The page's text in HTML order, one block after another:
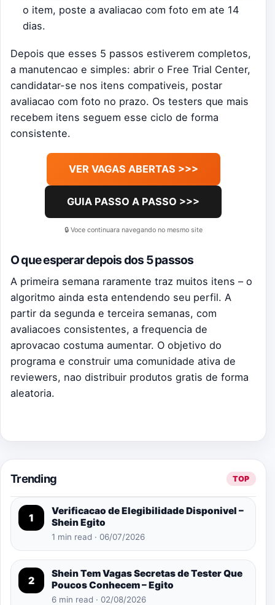
o item, poste a avaliacao com foto em ate 14
dias.
Depois que esses 5 passos estiverem completos,
a manutencao e simples: abrir o Free Trial Center,
candidatar-se nos itens compativeis, postar
avaliacao com foto no prazo. Os testers que mais
recebem itens seguem esse ciclo de forma
consistente.
VER VAGAS ABERTAS >>>
GUIA PASSO A PASSO >>>
🔒 Voce continuara navegando no mesmo site
O que esperar depois dos 5 passos
A primeira semana raramente traz muitos itens – o
algoritmo ainda esta entendendo seu perfil. A
partir da segunda e terceira semanas, com
avaliacoes consistentes, a frequencia de
aprovacao costuma aumentar. O objetivo do
programa e construir uma comunidade ativa de
reviewers, nao distribuir produtos gratis de forma
aleatoria.
Trending TOP
1
Verificacao de Elegibilidade Disponivel –
Shein Egito
1 min read · 06/07/2026
2
Shein Tem Vagas Secretas de Tester Que
Poucos Conhecem – Egito
6 min read · 02/08/2026